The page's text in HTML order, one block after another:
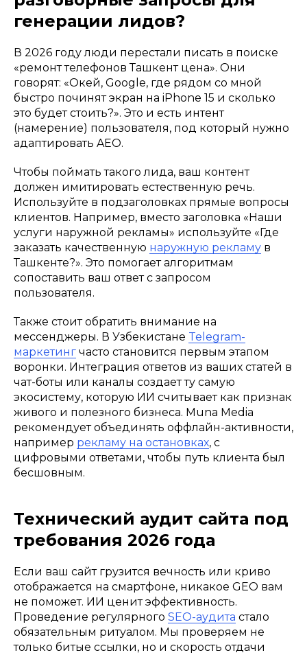
генерации лидов?
В 2026 году люди перестали писать в поиске
«ремонт телефонов Ташкент цена». Они
говорят: «Окей, Google, где рядом со мной
быстро починят экран на iPhone 15 и сколько
это будет стоить?». Это и есть интент
(намерение) пользователя, под который нужно
адаптировать AEO.
Чтобы поймать такого лида, ваш контент
должен имитировать естественную речь.
Используйте в подзаголовках прямые вопросы
клиентов. Например, вместо заголовка «Наши
услуги наружной рекламы» используйте «Где
заказать качественную наружную рекламу в
Ташкенте?». Это помогает алгоритмам
сопоставить ваш ответ с запросом
пользователя.
Также стоит обратить внимание на
мессенджеры. В Узбекистане Telegram-
маркетинг часто становится первым этапом
воронки. Интеграция ответов из ваших статей в
чат-боты или каналы создает ту самую
экосистему, которую ИИ считывает как признак
живого и полезного бизнеса. Muna Media
рекомендует объединять оффлайн-активности,
например рекламу на остановках, с
цифровыми ответами, чтобы путь клиента был
бесшовным.
Технический аудит сайта под
требования 2026 года
Если ваш сайт грузится вечность или криво
отображается на смартфоне, никакое GEO вам
не поможет. ИИ ценит эффективность.
Проведение регулярного SEO-аудита стало
обязательным ритуалом. Мы проверяем не
только битые ссылки, но и скорость отдачи